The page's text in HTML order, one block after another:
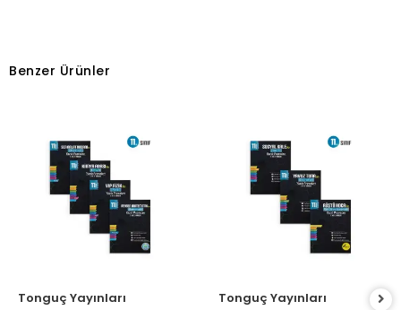
Benzer Ürünler
Tonguç Yayınları Tonguç Yayınları